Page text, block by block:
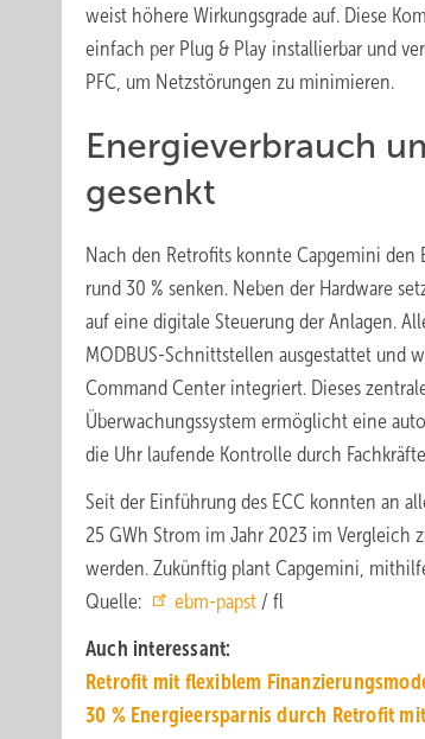
weist höhere Wirkungsgrade auf. Diese
einfach per Plug & Play installierbar und
PFC, um Netzstörungen zu minimieren.
Energieverbrauch
gesenkt
Nach den Retrofits konnte Capgemini den
rund 30 % senken. Neben der Hardware
auf eine digitale Steuerung der Anlagen.
MODBUS-Schnittstellen ausgestattet und
Command Center integriert. Dieses
Überwachungssystem ermöglicht eine
die Uhr laufende Kontrolle durch
Seit der Einführung des ECC konnten an
25 GWh Strom im Jahr 2023 im Vergleich
werden. Zukünftig plant Capgemini,
Quelle:
ebm-papst / fl
Auch interessant:
Retrofit mit fle­xi­blem
30 % Energie­er­spar­nis durch Retro­fit mit